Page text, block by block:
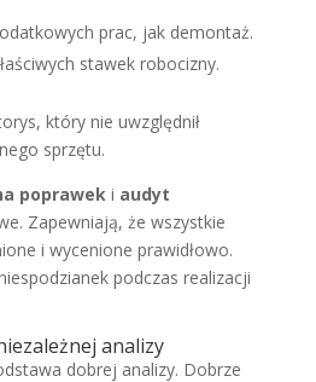
prac, jak demontaż.
stawek robocizny.
który nie uwzględnił
sprzętu.
poprawek i audyt
Zapewniają, że wszystkie
i wycenione prawidłowo.
podczas realizacji
analizy
dobrej analizy. Dobrze